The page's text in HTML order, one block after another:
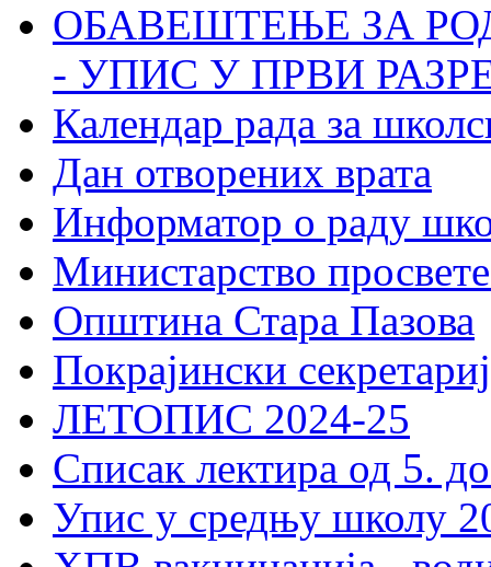
ОБАВЕШТЕЊЕ ЗА
- УПИС У ПРВИ
Календар рада за
Дан отворених врата
Информатор о раду
Министарство
Општина Стара Пазова
Покрајински
ЛЕТОПИС 2024-25
Списак лектира од 5.
Упис у средњу школу